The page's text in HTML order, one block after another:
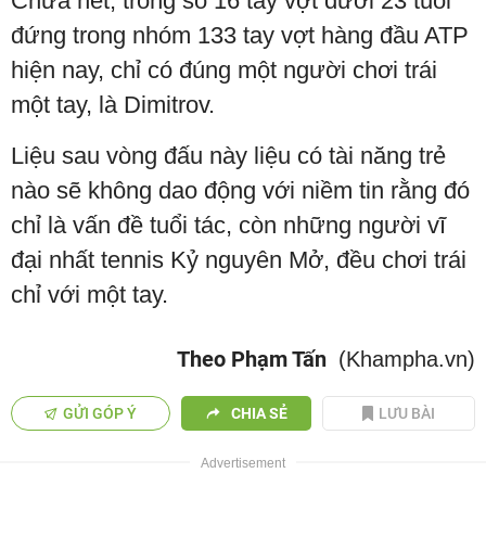
đứng trong nhóm 133 tay vợt hàng đầu ATP
hiện nay, chỉ có đúng một người chơi trái
một tay, là Dimitrov.
Liệu sau vòng đấu này liệu có tài năng trẻ
nào sẽ không dao động với niềm tin rằng đó
chỉ là vấn đề tuổi tác, còn những người vĩ
đại nhất tennis Kỷ nguyên Mở, đều chơi trái
chỉ với một tay.
Theo Phạm Tấn (Khampha.vn)
GỬI GÓP Ý CHIA SẺ LƯU BÀI